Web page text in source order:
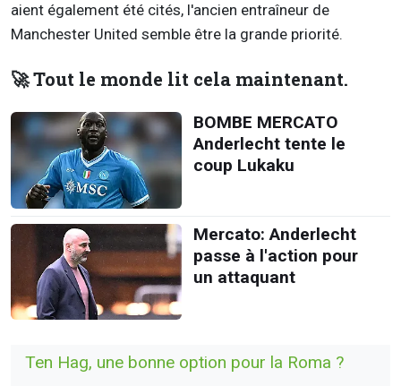
aient également été cités, l'ancien entraîneur de
Manchester United semble être la grande priorité.
🚀 Tout le monde lit cela maintenant.
BOMBE MERCATO
Anderlecht tente le
coup Lukaku
Mercato: Anderlecht
passe à l'action pour
un attaquant
Ten Hag, une bonne option pour la Roma ?